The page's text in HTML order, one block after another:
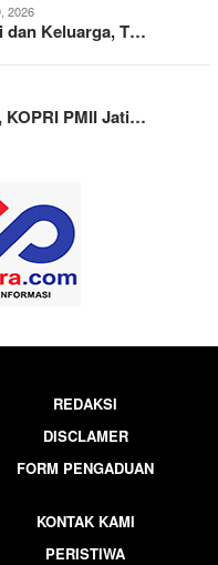
2026
dan Keluarga, T…
KOPRI PMII Jati…
REDAKSI
DISCLAMER
FORM PENGADUAN
KONTAK KAMI
PERISTIWA